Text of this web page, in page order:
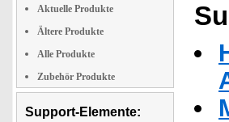
Aktuelle Produkte
Ältere Produkte
Alle Produkte
Zubehör Produkte
Support-Elemente: